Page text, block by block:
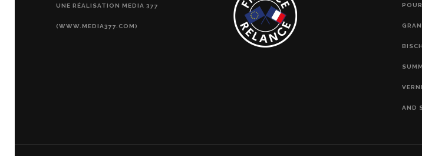
UNE RÉALISATION MEDIA 377
(WWW.MEDIA377.COM)
BISCH
AND